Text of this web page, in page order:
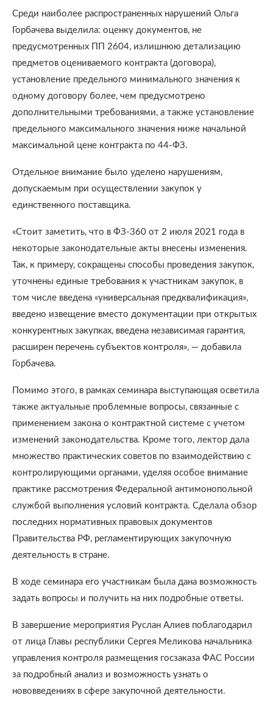
Среди наиболее распространенных нарушений Ольга
Горбачева выделила: оценку документов, не
предусмотренных ПП 2604, излишнюю детализацию
предметов оцениваемого контракта (договора),
установление предельного минимального значения к
одному договору более, чем предусмотрено
дополнительными требованиями, а также установление
предельного максимального значения ниже начальной
максимальной цене контракта по 44-ФЗ.
Отдельное внимание было уделено нарушениям,
допускаемым при осуществлении закупок у
единственного поставщика.
«Стоит заметить, что в ФЗ-360 от 2 июля 2021 года в
некоторые законодательные акты внесены изменения.
Так, к примеру, сокращены способы проведения закупок,
уточнены единые требования к участникам закупок, в
том числе введена «универсальная предквалификация»,
введено извещение вместо документации при открытых
конкурентных закупках, введена независимая гарантия,
расширен перечень субъектов контроля», — добавила
Горбачева.
Помимо этого, в рамках семинара выступающая осветила
также актуальные проблемные вопросы, связанные с
применением закона о контрактной системе с учетом
изменений законодательства. Кроме того, лектор дала
множество практических советов по взаимодействию с
контролирующими органами, уделяя особое внимание
практике рассмотрения Федеральной антимонопольной
службой выполнения условий контракта. Сделала обзор
последних нормативных правовых документов
Правительства РФ, регламентирующих закупочную
деятельность в стране.
В ходе семинара его участникам была дана возможность
задать вопросы и получить на них подробные ответы.
В завершение мероприятия Руслан Алиев поблагодарил
от лица Главы республики Сергея Меликова начальника
управления контроля размещения госзаказа ФАС России
за подробный анализ и возможность узнать о
нововведениях в сфере закупочной деятельности.